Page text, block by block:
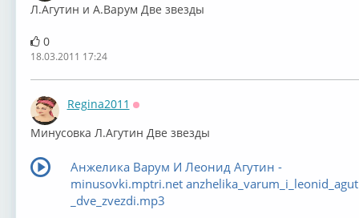
Л.Агутин и А.Варум Две звезды
0
18.03.2011 17:24
Regina2011
Минусовка Л.Агутин Две звезды
Анжелика Варум И Леонид Агутин -
minusovki.mptri.net
_dve_zvezdi.mp3